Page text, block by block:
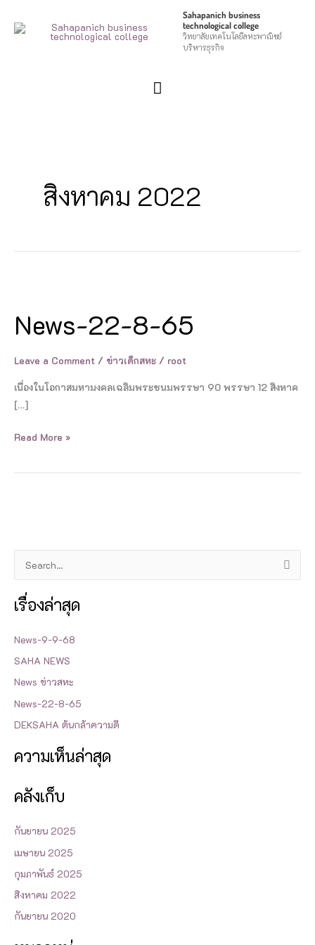
Sahapanich business
technological college
วิทยาลัยเทคโนโลยีสหะพาณิชย์
บริหารธุรกิจ
Main
Menu
สิงหาคม 2022
News-22-8-65
Leave a Comment / ข่าวเด็กสหะ / root
เนื่องในโอกาสมหามงคลเฉลิมพระชนมพรรษา 90 พรรษา 12 สิงหาค
[…]
8-
65
Read More »
a
c
h
f
o
r
เรื่องล่าสุด
News-9-9-68
SAHA NEWS
News ข่าวสหะ
News-22-8-65
DEKSAHA ต้นกล้าความดี
ความเห็นล่าสุด
คลังเก็บ
กันยายน 2025
เมษายน 2025
กุมภาพันธ์ 2025
สิงหาคม 2022
กันยายน 2020